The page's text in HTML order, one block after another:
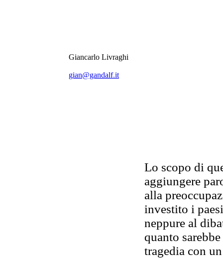
Giancarlo Livraghi
gian@gandalf.it
Lo scopo di
aggiungere
alla
investito i
neppure al
quanto
tragedia con